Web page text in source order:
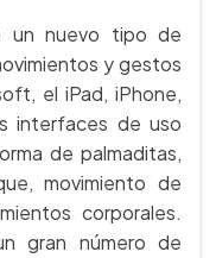
un nuevo tipo de
y gestos
el iPad, iPhone,
interfaces de uso
de palmaditas,
movimiento de
corporales.
gran número de